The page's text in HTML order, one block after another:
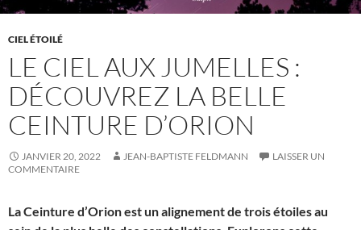
CIEL ÉTOILÉ
LE CIEL AUX JUMELLES :
DÉCOUVREZ LA BELLE
CEINTURE D’ORION
JANVIER 20, 2022 JEAN-BAPTISTE FELDMANN
LAISSER UN
COMMENTAIRE
La Ceinture d’Orion est un alignement de trois étoiles au